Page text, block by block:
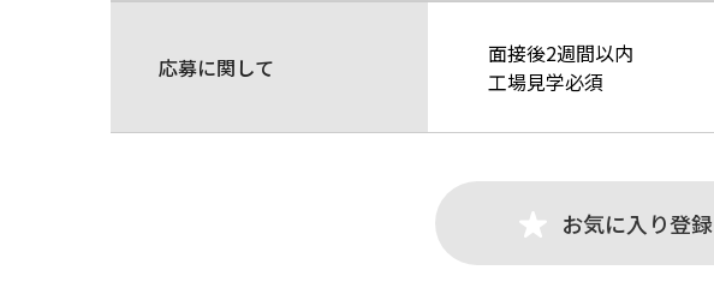
応募に関して
面接後2週間以内
工場見学必須
お気に入り登録